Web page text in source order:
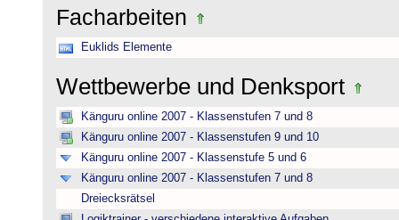
Facharbeiten
Euklids Elemente
Wettbewerbe und Denksport
Känguru online 2007 - Klassenstufen 7 und 8
Känguru online 2007 - Klassenstufen 9 und 10
Känguru online 2007 - Klassenstufe 5 und 6
Känguru online 2007 - Klassenstufen 7 und 8
Dreiecksrätsel